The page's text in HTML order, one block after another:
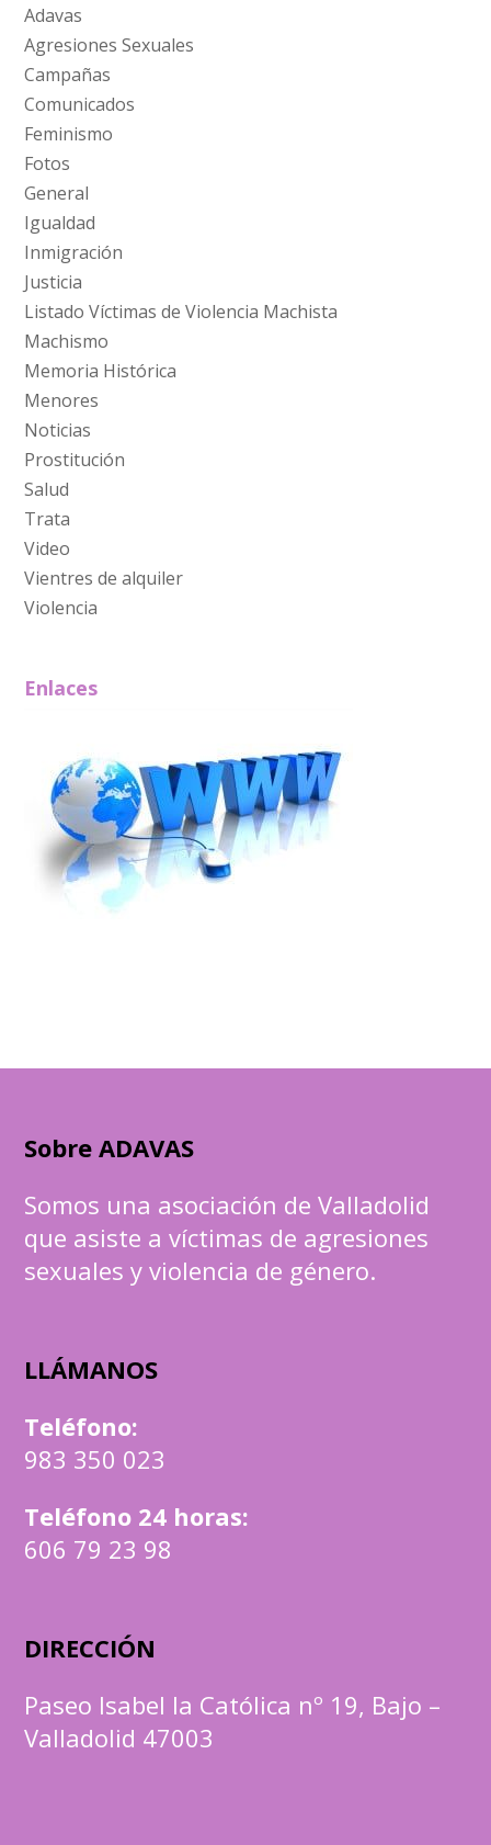
Adavas
Agresiones Sexuales
Campañas
Comunicados
Feminismo
Fotos
General
Igualdad
Inmigración
Justicia
Listado Víctimas de Violencia Machista
Machismo
Memoria Histórica
Menores
Noticias
Prostitución
Salud
Trata
Video
Vientres de alquiler
Violencia
Enlaces
Sobre ADAVAS
Somos una asociación de Valladolid
que asiste a víctimas de agresiones
sexuales y violencia de género.
LLÁMANOS
Teléfono:
983 350 023
Teléfono 24 horas:
606 79 23 98
DIRECCIÓN
Paseo Isabel la Católica nº 19, Bajo –
Valladolid 47003